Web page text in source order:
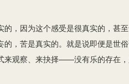
，因为这个感受是很真实的，甚
的，苦是真实的。就是说即便是世
来观察、来抉择——没有乐的存在，